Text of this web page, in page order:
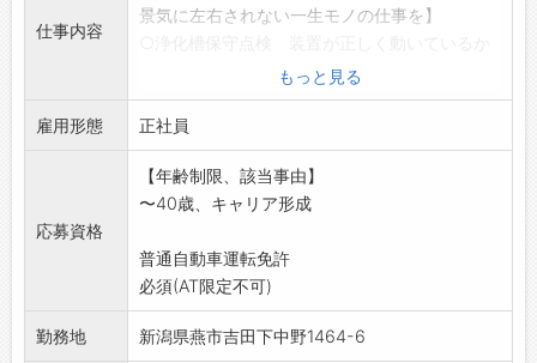
仕事内容
景気に左右されない一生モノの仕事を】
○浄化槽清掃 汚れをきれいに取り除き、
機能をリフレッシュ
○し尿収集・運搬 地域の環境を清潔に保つた
めの大切な作業
社会的貢献度が非常に高い仕事です。景気の影
社員として長く安定して働きたい方に最適で
す。
「地元に根を張り、プロとして成長したい」
そんな情熱を持つあなたを、当社は全力でサポ
もっと見る
雇用形態 正社員
応募資格
【年齢制限、該当事由】
〜40歳、キャリア形成
普通自動車運転免許
必須(AT限定不可)
勤務地 新潟県燕市吉田下中野1464-6